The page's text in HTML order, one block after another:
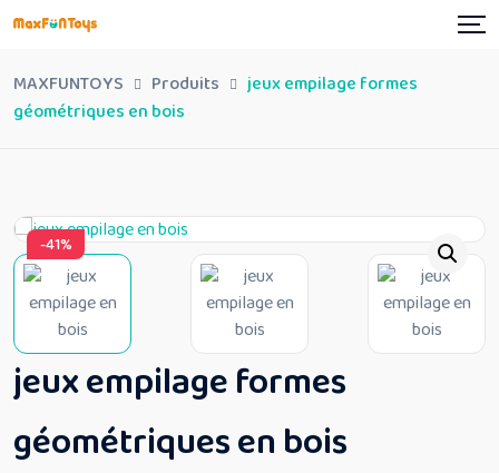
Skip
to
MAXFUNTOYS Produits
jeux empilage formes
géométriques en bois
-41%
jeux empilage formes
géométriques en bois